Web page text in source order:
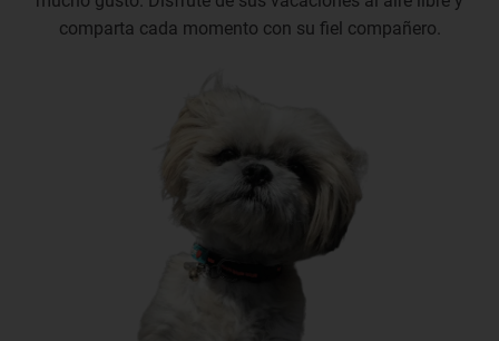
comparta cada momento con su fiel compañero.